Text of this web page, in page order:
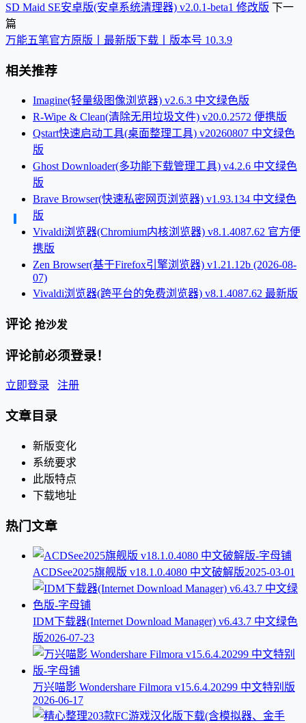
SD Maid SE安卓版(安卓系统清理器) v2.0.1-beta1 修改版 下一
篇
万能五笔官方原版丨最新版下载丨版本号 10.3.9
相关推荐
Imagine(轻量级图像浏览器) v2.6.3 中文绿色版
R-Wipe & Clean(清除无用垃圾文件) v20.0.2572 便携版
Qstart快速启动工具(桌面整理工具) v20260807 中文绿色
版
Ghost Downloader(多功能下载管理工具) v4.2.6 中文绿色
版
Brave Browser(快速私密网页浏览器) v1.93.134 中文绿色
版
Vivaldi浏览器(Chromium内核浏览器) v8.1.4087.62 官方便
携版
Zen Browser(基于Firefox引擎浏览器) v1.21.12b (2026-08-
07)
Vivaldi浏览器(跨平台的免费浏览器) v8.1.4087.62 最新版
评论 抢沙发
评论前必须登录！
立即登录 注册
文章目录
新版变化
系统要求
此版特点
下载地址
热门文章
ACDSee2025旗舰版 v18.1.0.4080 中文破解版2025-03-01
IDM下载器(Internet Download Manager) v6.43.7 中文绿色
版2026-07-23
万兴喵影 Wondershare Filmora v15.6.4.20299 中文特别版
2026-06-17